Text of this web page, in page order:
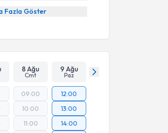
Fazla Göster
8 Ağu
Cmt
9 Ağu
Paz
09:00
10:00
11:00
12:00
13:00
14:00